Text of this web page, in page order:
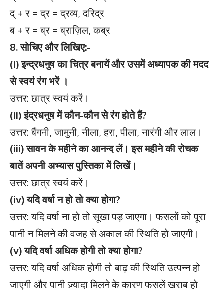
द् + र = द्र = द्रव्य, दरिद्र
ब + र = ब्र = ब्राज़िल, कब्र
8. सोचिए और लिखिए:-
(i) इन्द्रधनुष का चित्र बनायें और उसमें अध्यापक की मदद
से स्वयं रंग भरें ।
उत्तर: छात्र स्वयं करें।
(ii) इंद्रधनुष में कौन-कौन से रंग होते हैं?
उत्तर: बैंगनी, जामुनी, नीला, हरा, पीला, नारंगी और लाल।
(iii) सावन के महीने का आनन्द लें। इस महीने की रोचक
बातें अपनी अभ्यास पुस्तिका में लिखें।
उत्तर: छात्र स्वयं करें।
(iv) यदि वर्षा न हो तो क्या होगा?
उत्तर: यदि वर्षा ना हो तो सूखा पड़ जाएगा। फसलों को पूरा
पानी न मिलने की वजह से अकाल की स्थिति हो जाएगी।
(v) यदि वर्षा अधिक होगी तो क्या होगा?
उत्तर: यदि वर्षा अधिक होगी तो बाढ़ की स्थिति उत्पन्न हो
जाएगी और पानी ज़्यादा मिलने के कारण फसलें खराब हो